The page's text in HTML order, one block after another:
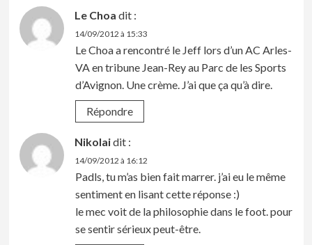
Le Choa dit :
14/09/2012 à 15:33
Le Choa a rencontré le Jeff lors d’un AC Arles-
VA en tribune Jean-Rey au Parc de les Sports
d’Avignon. Une crème. J’ai que ça qu’à dire.
Répondre
Nikolaidit :
14/09/2012 à 16:12
Padls, tu m’as bien fait marrer. j’ai eu le même
sentiment en lisant cette réponse :)
le mec voit de la philosophie dans le foot. pour
se sentir sérieux peut-être.